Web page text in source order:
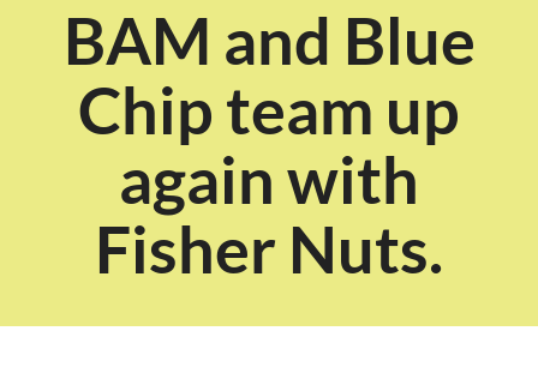
BAM and Blue
Chip team up
again with
Fisher Nuts.